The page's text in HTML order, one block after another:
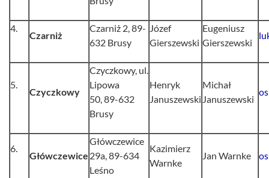
4.
Czarniż
Czarniż 2, 89-
632 Brusy
Józef
Gierszewski
Eugeniusz
Gierszewski
5.
Czyczkowy
Czyczkowy, ul.
Lipowa
50, 89-632
Brusy
Henryk
Januszewski
Michał
Januszewski
6.
Główczewice
Główczewice
29a, 89-634
Leśno
Kazimierz
Warnke
Jan Warnke